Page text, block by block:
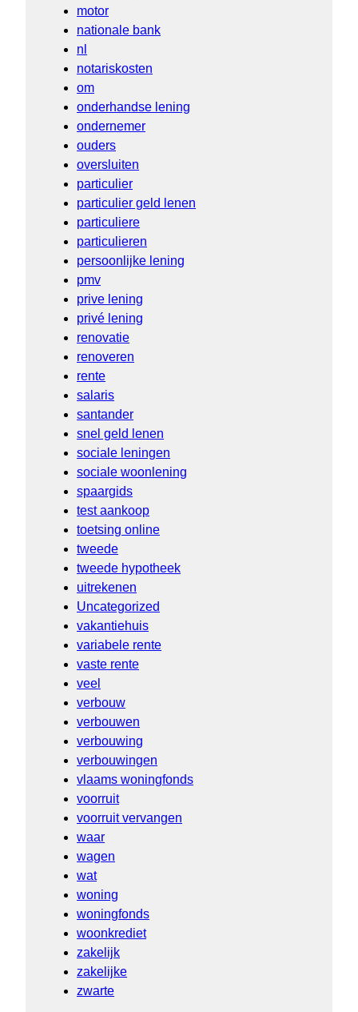
motor
nationale bank
nl
notariskosten
om
onderhandse lening
ondernemer
ouders
oversluiten
particulier
particulier geld lenen
particuliere
particulieren
persoonlijke lening
pmv
prive lening
privé lening
renovatie
renoveren
rente
salaris
santander
snel geld lenen
sociale leningen
sociale woonlening
spaargids
test aankoop
toetsing online
tweede
tweede hypotheek
uitrekenen
Uncategorized
vakantiehuis
variabele rente
vaste rente
veel
verbouw
verbouwen
verbouwing
verbouwingen
vlaams woningfonds
voorruit
voorruit vervangen
waar
wagen
wat
woning
woningfonds
woonkrediet
zakelijk
zakelijke
zwarte